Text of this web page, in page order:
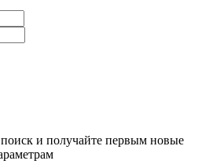
и получайте первым новые